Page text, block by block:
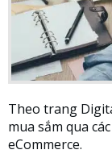
Theo trang
mua sắm qua
eCommerce.